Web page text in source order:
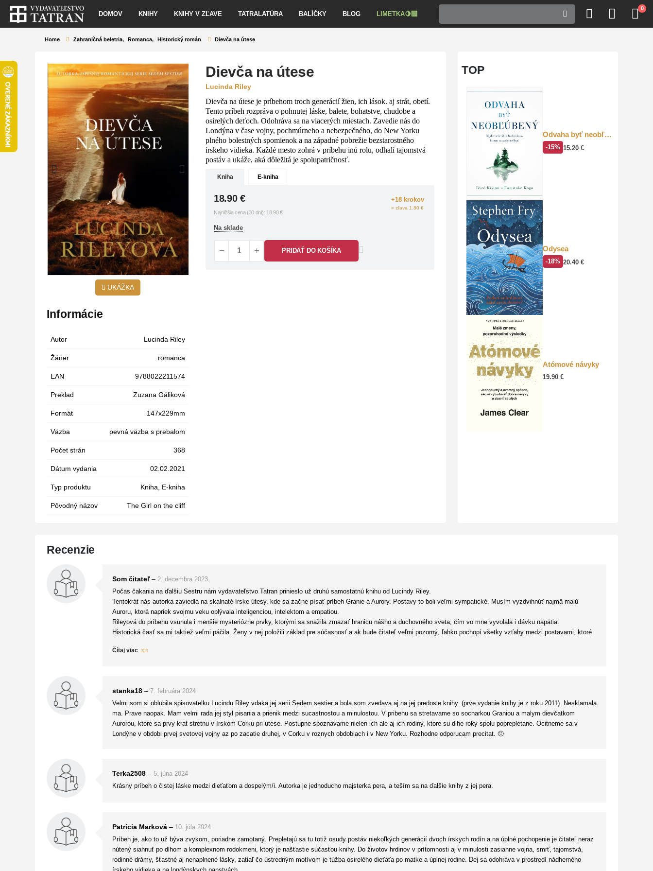
DOMOV KNIHY KNIHY V ZĽAVE TATRALATÚRA BALÍČKY BLOG LIMETKA🍋‍🟩
0
Home Zahraničná beletria, Romanca, Historický román Dievča na útese
UKÁŽKA
Informácie
Autor Lucinda Riley
Žáner romanca
EAN 9788022211574
Preklad Zuzana Gáliková
Formát 147x229mm
Väzba pevná väzba s prebalom
Počet strán 368
Dátum vydania 02.02.2021
Typ produktu Kniha, E-kniha
Pôvodný názov The Girl on the cliff
Dievča na útese
Lucinda Riley
Dievča na útese je príbehom troch generácií žien, ich lások. aj strát, obetí.
Tento príbeh rozpráva o pohnutej láske, balete, bohatstve, chudobe a
osirelých deťoch. Odohráva sa na viacerých miestach. Zavedie nás do
Londýna v čase vojny, pochmúrneho a nebezpečného, do New Yorku
plného bolestných spomienok a na západné pobrežie bezstarostného
írskeho vidieka. Každé mesto zohrá v príbehu inú rolu, odhalí tajomstvá
postáv a ukáže, aká dôležitá je spolupatričnosť.
Kniha E-kniha
+18 krokov
= zľava 1.80 €
18.90 €
Najnižšia cena (30 dní): 18.90 €
Na sklade
PRIDAŤ DO KOŠÍKA
TOP
Odvaha byť neobľúbený
-15% 15.20 €
Odysea
-18% 20.40 €
Atómové návyky
19.90 €
Recenzie
Som čitateľ – 2. decembra 2023
Počas čakania na ďalšiu Sestru nám vydavateľstvo Tatran prinieslo už druhú samostatnú knihu od Lucindy Riley.
Tentokrát nás autorka zaviedla na skalnaté írske útesy, kde sa začne písať príbeh Granie a Aurory. Postavy to boli veľmi sympatické. Musím vyzdvihnúť najmä malú
Auroru, ktorá napriek svojmu veku oplývala inteligenciou, intelektom a empatiou.
Rileyová do príbehu vsunula i menšie mysteriózne prvky, ktorými sa snažila zmazať hranicu nášho a duchovného sveta, čím vo mne vyvolala i dávku napätia.
Historická časť sa mi taktiež veľmi páčila. Ženy v nej položili základ pre súčasnosť a ak bude čitateľ veľmi pozorný, ľahko pochopí všetky vzťahy medzi postavami, ktoré
Lucinda Rileyová je autorkou vysokých kvalít, ktorá píše s noblesou a vznešenosťou. Romantiku, ktorá v jej knihách nemá na prvý pohľad hlavné slovo, kompenzuje inými
Čítaj viac
stanka18 – 7. februára 2024
Velmi som si oblubila spisovatelku Lucindu Riley vdaka jej serii Sedem sestier a bola som zvedava aj na jej predosle knihy. (prve vydanie knihy je z roku 2011). Nesklamala
ma. Prave naopak. Mam velmi rada jej styl pisania a prienik medzi sucastnostou a minulostou. V pribehu sa stretavame so socharkou Graniou a malym dievčatkom
Aurorou, ktore sa prvy krat stretnu v Irskom Corku pri utese. Postupne spoznavame nielen ich ale aj ich rodiny, ktore su dlhe roky spolu poprepletane. Ocitneme sa v
Londýne v obdobi prvej svetovej vojny az po zacatie druhej, v Corku v roznych obdobiach i v New Yorku. Rozhodne odporucam precitat. 🙂
Terka2508 – 5. júna 2024
Krásny príbeh o čistej láske medzi dieťaťom a dospelým/i. Autorka je jednoducho majsterka pera, a teším sa na ďalšie knihy z jej pera.
Patrícia Marková – 10. júla 2024
Príbeh je, ako to už býva zvykom, poriadne zamotaný. Prepletajú sa tu totiž osudy postáv niekoľkých generácií dvoch írskych rodín a na úplné pochopenie je čitateľ neraz
nútený siahnuť po dlhom a komplexnom rodokmeni, ktorý je našťastie súčasťou knihy. Do životov hrdinov v prítomnosti aj v minulosti zasiahne vojna, smrť, tajomstvá,
rodinné drámy, šťastné aj nenaplnené lásky, zatiaľ čo ústredným motívom je túžba osirelého dieťaťa po matke a úplnej rodine. Dej sa odohráva v prostredí nádherného